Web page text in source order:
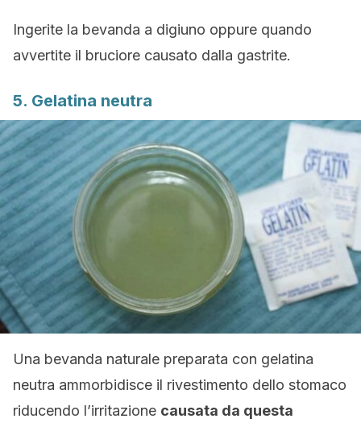
Ingerite la bevanda a digiuno oppure quando
avvertite il bruciore causato dalla gastrite.
5. Gelatina neutra
Una bevanda naturale preparata con gelatina
neutra ammorbidisce il rivestimento dello stomaco
riducendo l’irritazione causata da questa